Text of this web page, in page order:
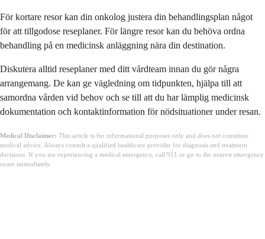
För kortare resor kan din onkolog justera din behandlingsplan något
för att tillgodose reseplaner. För längre resor kan du behöva ordna
behandling på en medicinsk anläggning nära din destination.
Diskutera alltid reseplaner med ditt vårdteam innan du gör några
arrangemang. De kan ge vägledning om tidpunkten, hjälpa till att
samordna vården vid behov och se till att du har lämplig medicinsk
dokumentation och kontaktinformation för nödsituationer under resan.
Medical Disclaimer: This article is for informational purposes only and does not constitute
medical advice. Always consult a qualified healthcare provider for diagnosis and treatment
decisions. If you are experiencing a medical emergency, call 911 or go to the nearest emergency
room immediately.